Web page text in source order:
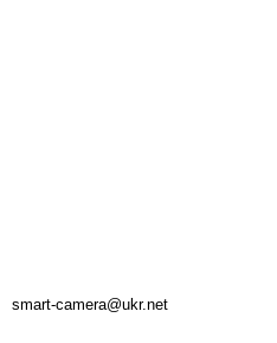
smart-camera@ukr.net